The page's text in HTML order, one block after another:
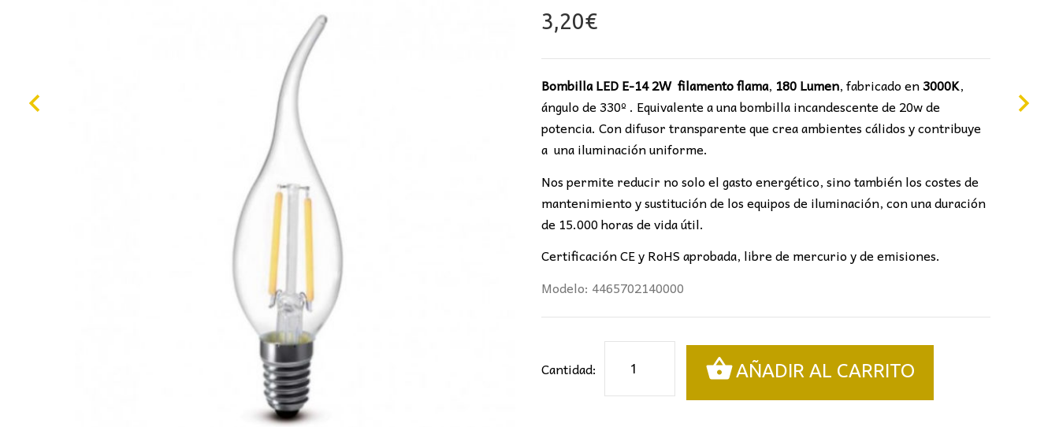
3,20€
Bombilla LED E-14 2W filamento flama, 180 Lumen, fabricado en3000K,
ángulo de 330º . Equivalente a una bombilla incandescente de 20w de
potencia. Con difusor transparente que crea ambientes cálidos y contribuye
a una iluminación uniforme.
Nos permite reducir no solo el gasto energético, sino también los costes de
mantenimiento y sustitución de los equipos de iluminación, con una duración
de 15.000 horas de vida útil.
Certificación CE y RoHS aprobada, libre de mercurio y de emisiones.
Modelo: 4465702140000
Cantidad:
Filamento
AÑADIR AL CARRITO